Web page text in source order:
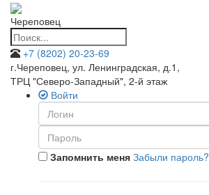
Череповец
+7 (8202) 20-23-69
г.Череповец, ул. Ленинградская, д.1 ,
ТРЦ "Северо-Западный", 2-й этаж
Войти
Запомнить меня Забыли пароль?